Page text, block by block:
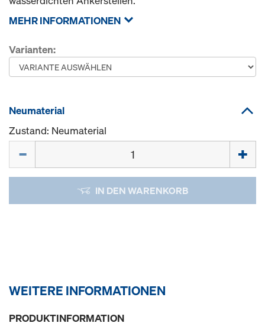
MEHR INFORMATIONEN
Varianten:
Neumaterial
Zustand: Neumaterial
IN DEN WARENKORB
WEITERE INFORMATIONEN
PRODUKTINFORMATION